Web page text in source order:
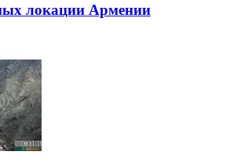
локации Армении